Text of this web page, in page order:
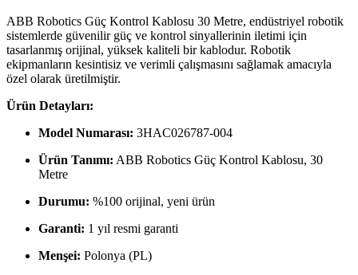
ABB Robotics Güç Kontrol Kablosu 30 Metre, endüstriyel robotik
sistemlerde güvenilir güç ve kontrol sinyallerinin iletimi için
tasarlanmış orijinal, yüksek kaliteli bir kablodur. Robotik
ekipmanların kesintisiz ve verimli çalışmasını sağlamak amacıyla
özel olarak üretilmiştir.
Ürün Detayları:
Model Numarası: 3HAC026787-004
Ürün Tanımı: ABB Robotics Güç Kontrol Kablosu, 30
Metre
Durumu: %100 orijinal, yeni ürün
Garanti: 1 yıl resmi garanti
Menşei: Polonya (PL)